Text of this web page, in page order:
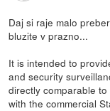
Daj si raje malo
bluzite v prazno...
It is intended to
and security
directly comparable
with the commercial